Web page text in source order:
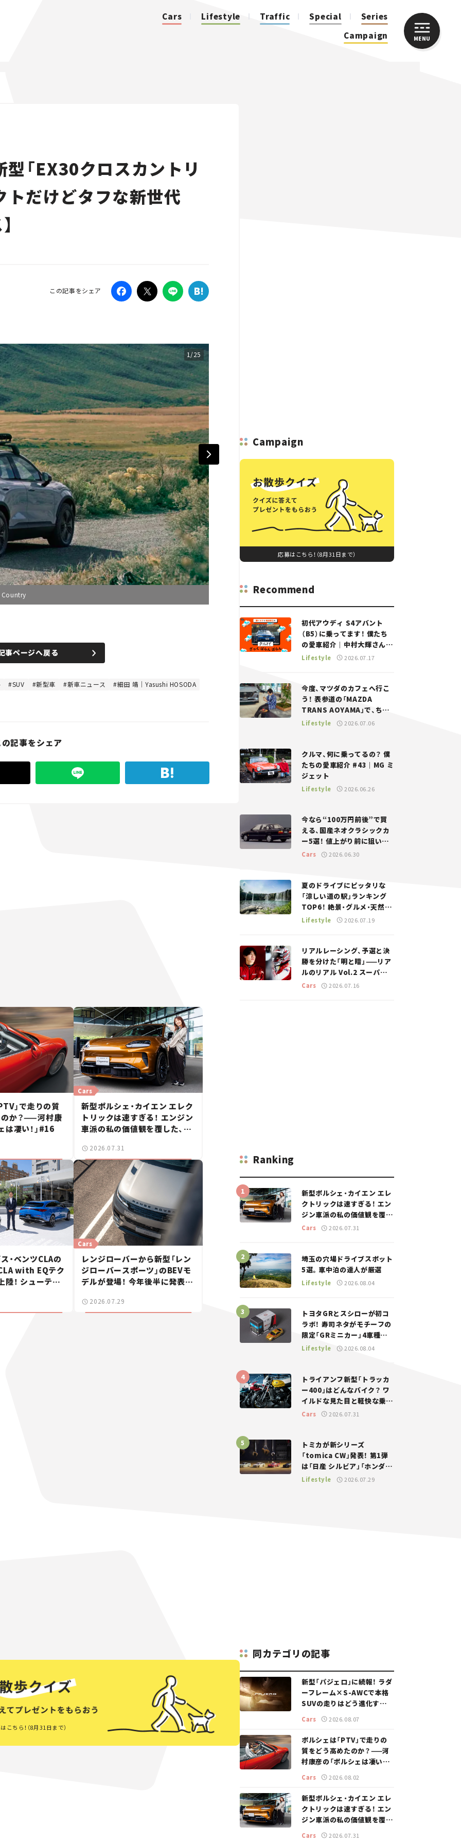
Cars Lifestyle Traffic Special
Series
Campaign
MENU
「EX30クロスカントリ
トだけどタフな新世代
この記事をシェア
1/25
Country
事ページへ戻る
SUV 新型車 新車ニュース 細田 靖｜Yasushi HOSODA
の記事をシェア
」で走りの質
のか？——河村康
は凄い！」#16
Cars
新型ポルシェ・カイエン エレク
トリックは速すぎる！ エンジン
車派の私の価値観を覆した、新
2026.07.31
・ベンツCLAの
with EQテク
陸！ シューティ
Cars
レンジローバーから新型「レン
ジローバースポーツ」のBEVモ
デルが登場！ 今年後半に発表へ
2026.07.29
こちら！（8月31日まで）
Campaign
応募はこちら！（8月31日まで）
Recommend
初代アウディ S4アバント
（B5）に乗ってます！ 僕たち
の愛車紹介｜中村大輝さん
——瀬イオナと嶋田智之の
Lifestyle 2026.07.17
今度、マツダのカフェへ行こ
う！ 表参道の「MAZDA
TRANS AOYAMA」で、ちょ
っとひと息。——連載｜CCG
Lifestyle 2026.07.06
クルマ、何に乗ってるの？ 僕
たちの愛車紹介 #43｜MG ミ
ジェット
Lifestyle 2026.06.26
今なら“100万円前後”で買
える、国産ネオクラシックカ
ー5選！ 値上がり前に狙いた
い、中古車探しをお手伝い――ち
Cars 2026.06.30
夏のドライブにピッタリな
「涼しい道の駅」ランキング
TOP6！ 絶景・グルメ・天然ク
ーラーなど、避暑におすすめ
Lifestyle 2026.07.19
リアルレーシング、予選と決
勝を分けた「明と暗」——リア
ルのリアル Vol.2 スーパー
GT 2026開幕戦 岡山国際サ
Cars 2026.07.16
Ranking
新型ポルシェ・カイエン エレ
クトリックは速すぎる！ エン
ジン車派の私の価値観を覆し
た、新しいポルシェの走り。
Cars 2026.07.31
埼玉の穴場ドライブスポット
5選。車中泊の達人が厳選
Lifestyle 2026.08.04
トヨタGRとスシローが初コ
ラボ！ 寿司ネタがモチーフの
限定「GRミニカー」4車種が
登場。入手方法は？【クルマ
Lifestyle 2026.08.04
トライアンフ新型「トラッカ
ー400」はどんなバイク？ ワ
イルドな見た目と軽快な乗り
味を両立した400ccフラット
Cars 2026.07.31
トミカが新シリーズ
「tomica CW」発表！ 第1弾
は「日産 シルビア」「ホンダ
NSX」が登場。世界が注目す
Lifestyle 2026.07.29
同カテゴリの記事
新型「パジェロ」に続報！ ラダ
ーフレーム×S-AWCで本格
SUVの走りはどう進化する？
【新車ニュース】
Cars 2026.08.07
ポルシェは「PTV」で走りの
質をどう高めたのか？——河
村康彦の「ポルシェは凄い！」
Cars 2026.08.02
新型ポルシェ・カイエン エレ
クトリックは速すぎる！ エン
ジン車派の私の価値観を覆し
た、新しいポルシェの走り。
Cars 2026.07.31
CLOSE
Traffic
Special